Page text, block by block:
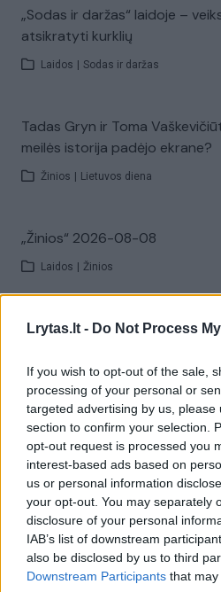
Lrytas.lt - Do Not Process
If you wish to opt-out of the sale,
processing of your personal or
targeted advertising by us, please
section to confirm your selection.
opt-out request is processed you
interest-based ads based on
us or personal information
your opt-out. You may separately
disclosure of your personal
IAB’s list of downstream
also be disclosed by us to third
Downstream Participants that
„Sodas ir daržas“ laidoje –
atsikratyti kurklių
Laidos Sodas ir daržas
Tadas Gryn ir Toma
meilės istorija padėjo ekrane?
Žinios Lietuvos diena
„Žinios“ 2026-08-08
Laidos Žinios
Visi
Žiūrimiausi
Vaizdai iš tragiškos avarijos
vaiko gyvybių išgelbėti
Žinios | Lietuvos diena
Savaitės vidurys nusimato